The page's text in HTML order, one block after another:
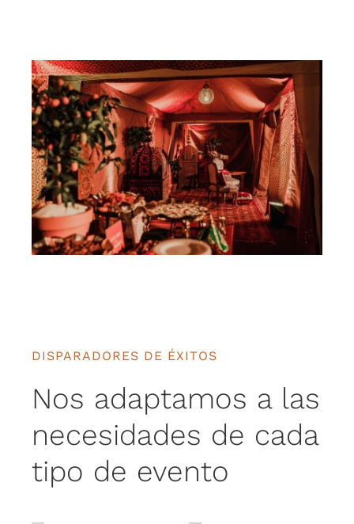
DISPARADORES DE ÉXITOS
Nos adaptamos a las
necesidades de cada
tipo de evento